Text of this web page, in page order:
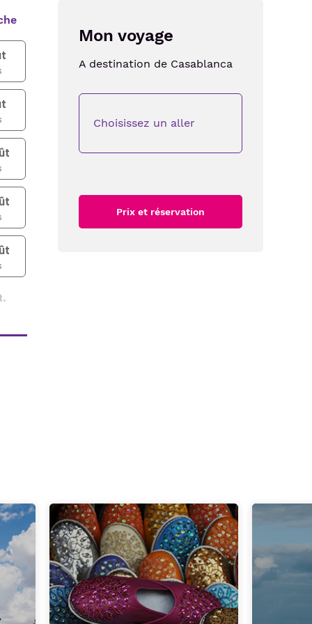
Mon voyage
A destination de Casablanca
Choisissez un aller
Prix et réservation